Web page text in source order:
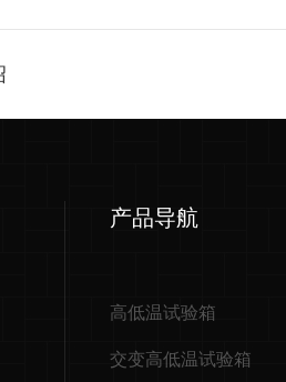
产品导航
高低温试验箱
交变高低温试验箱